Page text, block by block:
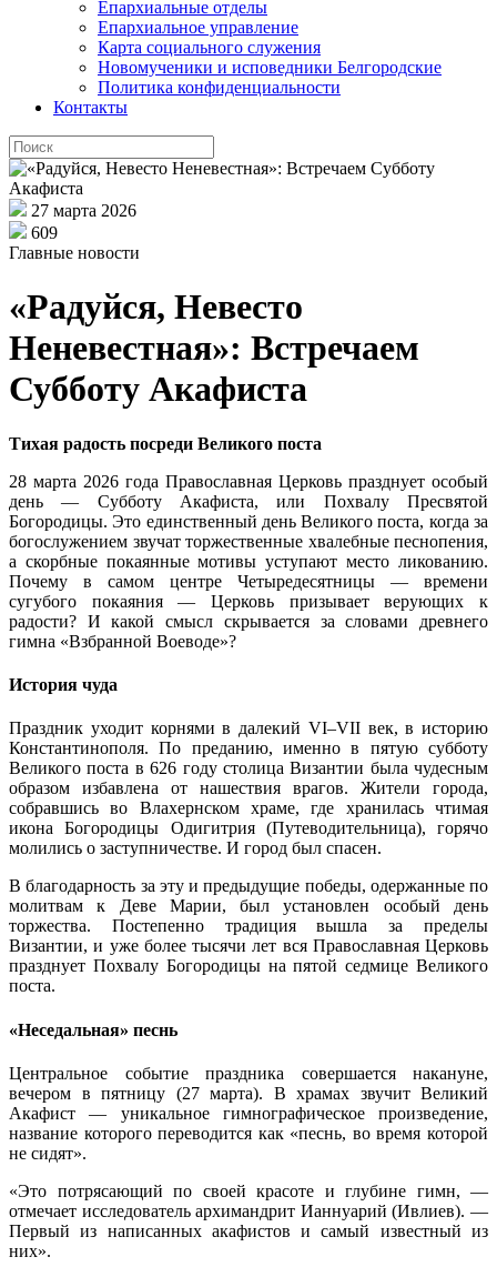
Епархиальные отделы
Епархиальное управление
Карта социального служения
Новомученики и исповедники Белгородские
Политика конфиденциальности
Контакты
27 марта 2026
609
Главные новости
«Радуйся, Невесто
Неневестная»: Встречаем
Субботу Акафиста
Тихая радость посреди Великого поста
28 марта 2026 года Православная Церковь празднует особый
день — Субботу Акафиста, или Похвалу Пресвятой
Богородицы. Это единственный день Великого поста, когда за
богослужением звучат торжественные хвалебные песнопения,
а скорбные покаянные мотивы уступают место ликованию.
Почему в самом центре Четыредесятницы — времени
сугубого покаяния — Церковь призывает верующих к
радости? И какой смысл скрывается за словами древнего
гимна «Взбранной Воеводе»?
История чуда
Праздник уходит корнями в далекий VI–VII век, в историю
Константинополя. По преданию, именно в пятую субботу
Великого поста в 626 году столица Византии была чудесным
образом избавлена от нашествия врагов. Жители города,
собравшись во Влахернском храме, где хранилась чтимая
икона Богородицы Одигитрия (Путеводительница), горячо
молились о заступничестве. И город был спасен.
В благодарность за эту и предыдущие победы, одержанные по
молитвам к Деве Марии, был установлен особый день
торжества. Постепенно традиция вышла за пределы
Византии, и уже более тысячи лет вся Православная Церковь
празднует Похвалу Богородицы на пятой седмице Великого
поста.
«Неседальная» песнь
Центральное событие праздника совершается накануне,
вечером в пятницу (27 марта). В храмах звучит Великий
Акафист — уникальное гимнографическое произведение,
название которого переводится как «песнь, во время которой
не сидят».
«Это потрясающий по своей красоте и глубине гимн, —
отмечает исследователь архимандрит Ианнуарий (Ивлиев). —
Первый из написанных акафистов и самый известный из
них».